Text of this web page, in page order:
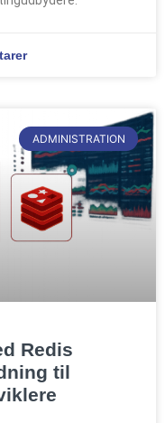
ADMINISTRATION
Redis
til